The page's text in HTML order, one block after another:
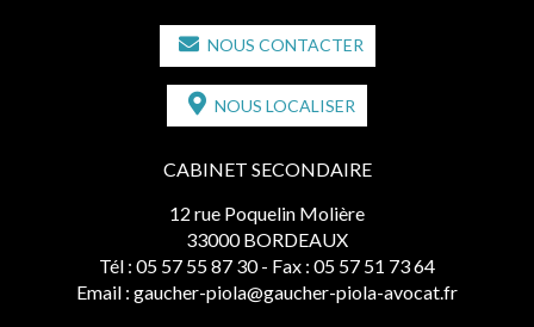
NOUS CONTACTER
NOUS LOCALISER
CABINET SECONDAIRE
12 rue Poquelin Molière
33000 BORDEAUX
Tél : 05 57 55 87 30 - Fax : 05 57 51 73 64
Email : gaucher-piola@gaucher-piola-avocat.fr